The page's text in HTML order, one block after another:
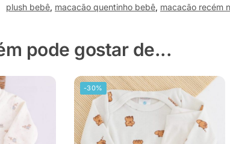
plush bebê, macacão quentinho bebê, macacão recém
pode gostar de...
-30%